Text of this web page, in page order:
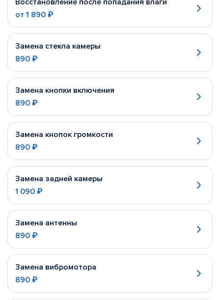
Восстановление после попадания влаги
от 1 890 ₽
Замена стекла камеры
890 ₽
Замена кнопки включения
890 ₽
Замена кнопок громкости
890 ₽
Замена задней камеры
1 090 ₽
Замена антенны
890 ₽
Замена вибромотора
890 ₽